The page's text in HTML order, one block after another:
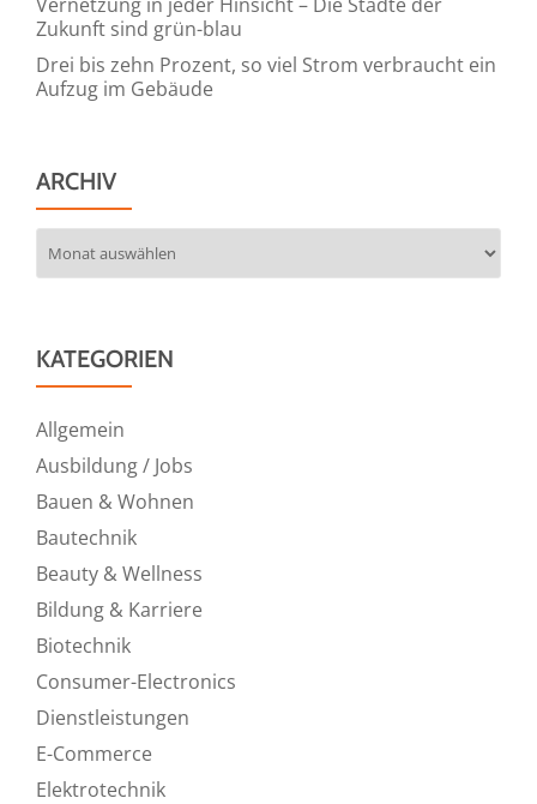
Zukunft sind grün-blau
Drei bis zehn Prozent, so viel Strom verbraucht ein
Aufzug im Gebäude
ARCHIV
KATEGORIEN
Allgemein
Ausbildung / Jobs
Bauen & Wohnen
Bautechnik
Beauty & Wellness
Bildung & Karriere
Biotechnik
Consumer-Electronics
Dienstleistungen
E-Commerce
Elektrotechnik